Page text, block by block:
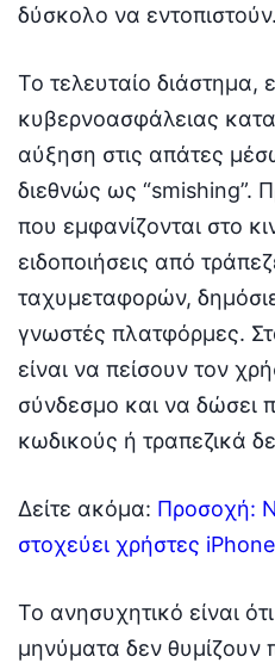
δύσκολο να εντοπιστούν.
Το τελευταίο διάστημα,
κυβερνοασφάλειας
αύξηση στις απάτες
διεθνώς ως “smishing”.
που εμφανίζονται στο
ειδοποιήσεις από
ταχυμεταφορών,
γνωστές πλατφόρμες.
είναι να πείσουν τον
σύνδεσμο και να δώσει
κωδικούς ή τραπεζικά
Δείτε ακόμα: Προσοχή:
στοχεύει χρήστες
Το ανησυχητικό είναι
μηνύματα δεν θυμίζουν